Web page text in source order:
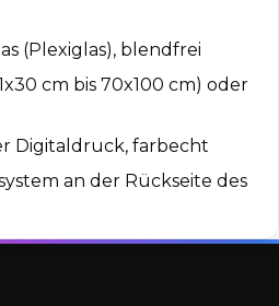
(Plexiglas), blendfrei
cm bis 70x100 cm) oder
Digitaldruck, farbecht
an der Rückseite des